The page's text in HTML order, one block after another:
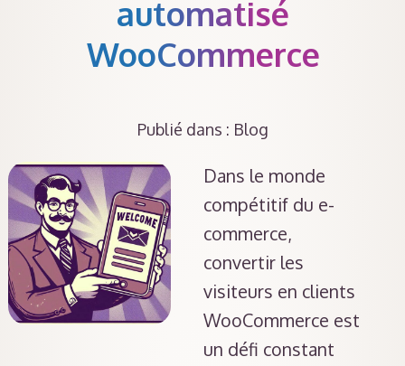
automatisé
WooCommerce
Publié dans : Blog
Dans le monde
compétitif du e-
commerce,
convertir les
visiteurs en clients
WooCommerce est
un défi constant